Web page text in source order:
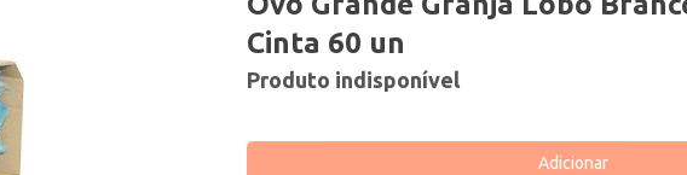
Cinta 60 un
Produto indisponível
Adicionar